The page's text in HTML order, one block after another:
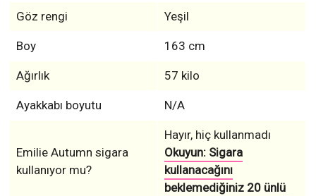
Göz rengi Yeşil
Boy 163 cm
Ağırlık 57 kilo
Ayakkabı boyutu N/A
Emilie Autumn sigara
kullanıyor mu?
Hayır, hiç kullanmadı
Okuyun: Sigara
kullanacağını
beklemediğiniz 20 ünlü